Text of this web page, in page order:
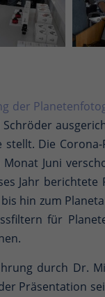
der
stellt. Die
Juni
Jahr
hin zum
für
durch Dr.
Präsentation